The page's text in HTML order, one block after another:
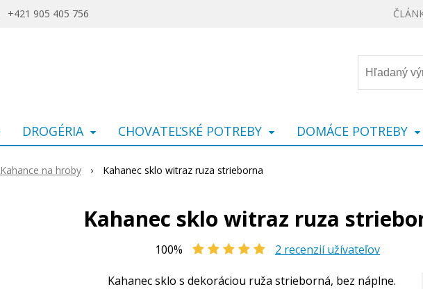
+421 905 405 756
DROGÉRIA CHOVATEĽSKÉ POTREBY DOMÁCE POTREBY
Kahance na hroby Kahanec sklo witraz ruza strieborna
Kahanec sklo witraz ruza
100% 2 recenzií užívateľov
Kahanec sklo s dekoráciou ruža strieborná, bez náplne.